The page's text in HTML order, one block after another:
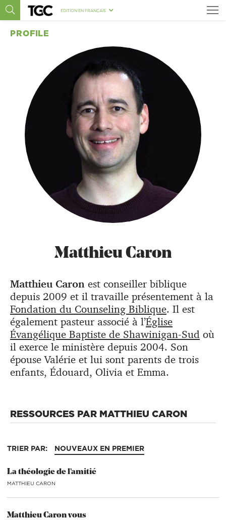
EDITION EN FRANÇAIS
PROFILE
Matthieu Caron
Matthieu Caron est conseiller biblique
depuis 2009 et il travaille présentement à la
Fondation du Counseling Biblique. Il est
également pasteur associé à l’Église
Évangélique Baptiste de Shawinigan-Sud où
il exerce le ministère depuis 2004. Son
épouse Valérie et lui sont parents de trois
enfants, Édouard, Olivia et Emma.
RESSOURCES PAR MATTHIEU CARON
TRIER PAR: NOUVEAUX EN PREMIER
La théologie de l’amitié
MATTHIEU CARON
Matthieu Caron vous